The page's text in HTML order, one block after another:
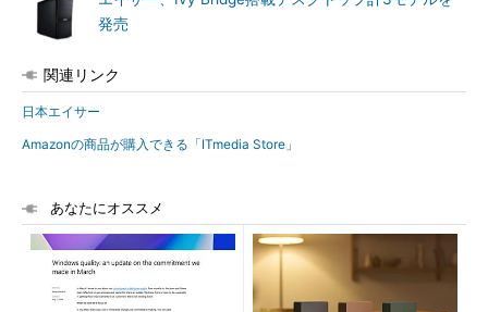
発売
関連リンク
日本エイサー
Amazonの商品が購入できる「ITmedia Store」
あなたにオススメ